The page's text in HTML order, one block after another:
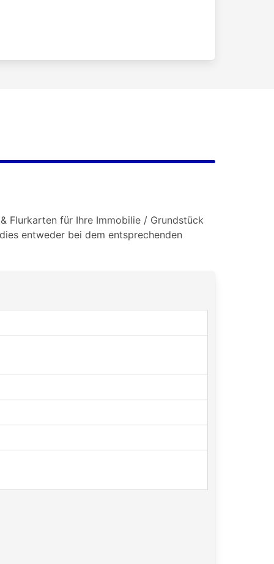
Flurkarten für Ihre Immobilie / Grundstück
entweder bei dem entsprechenden